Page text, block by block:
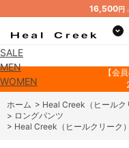
16,500円
SALE
MEN
WOMEN
【会
ホーム > Heal Creek（ヒールク
> ロングパンツ
> Heal Creek（ヒールクリーク